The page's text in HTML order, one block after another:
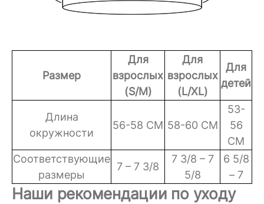
Размер
Для
взрослых
(S/M)
Для
взрослых
(L/XL)
Для
детей
Длина
окружности
56-58 CM 58-60 CM
53-
56
CM
Соответствующие
размеры
7 – 7 3/8
7 3/8 – 7
5/8
6 5/8
– 7
Наши рекомендации по уходу